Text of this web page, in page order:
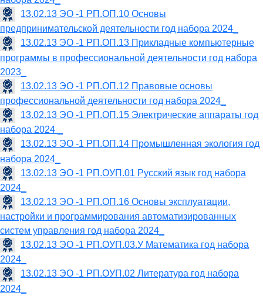
13.02.13 ЭО -1 РП.ОП.10 Основы
предпринимательской деятельности год набора 2024_
13.02.13 ЭО -1 РП.ОП.13 Прикладные компьютерные
программы в профессиональной деятельности год набора
2023_
13.02.13 ЭО -1 РП.ОП.12 Правовые основы
профессиональной деятельности год набора 2024_
13.02.13 ЭО -1 РП.ОП.15 Электрические аппараты год
набора 2024 _
13.02.13 ЭО -1 РП.ОП.14 Промышленная экология год
набора 2024_
13.02.13 ЭО -1 РП.ОУП.01 Русский язык год набора
2024_
13.02.13 ЭО -1 РП.ОП.16 Основы эксплуатации,
настройки и программирования автоматизированных
систем управления год набора 2024_
13.02.13 ЭО -1 РП.ОУП.03.У Математика год набора
2024_
13.02.13 ЭО -1 РП.ОУП.02 Литература год набора
2024_